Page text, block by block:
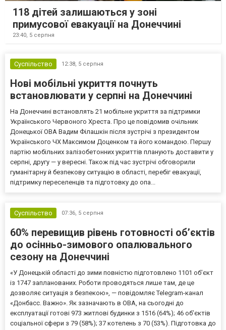
118 дітей залишаються у зоні
примусової евакуації на Донеччині
23:40, 5 серпня
Суспільство 12:38, 5 серпня
Нові мобільні укриття почнуть
встановлювати у серпні на Донеччині
На Донеччині встановлять 21 мобільне укриття за підтримки
Українського Червоного Хреста. Про це повідомив очільник
Донецької ОВА Вадим Філашкін після зустрічі з президентом
Українського ЧХ Максимом Доценком та його командою. Першу
партію мобільних залізобетонних укриттів планують доставити у
серпні, другу — у вересні. Також під час зустрічі обговорили
гуманітарну й безпекову ситуацію в області, перебіг евакуації,
підтримку переселенців та підготовку до опа...
Суспільство 07:36, 5 серпня
60% перевищив рівень готовності об’єктів
до осінньо-зимового опалювального
сезону на Донеччині
«У Донецькій області до зими повністю підготовлено 1101 об’єкт
із 1747 запланованих. Роботи проводяться лише там, де це
дозволяє ситуація з безпекою», — повідомляє Telegram-канал
«Донбасс. Важно». Як зазначають в ОВА, на сьогодні до
експлуатації готові 973 житлові будинки з 1516 (64%); 46 об’єктів
соціальної сфери з 79 (58%); 37 котелень з 70 (53%). Підготовка до